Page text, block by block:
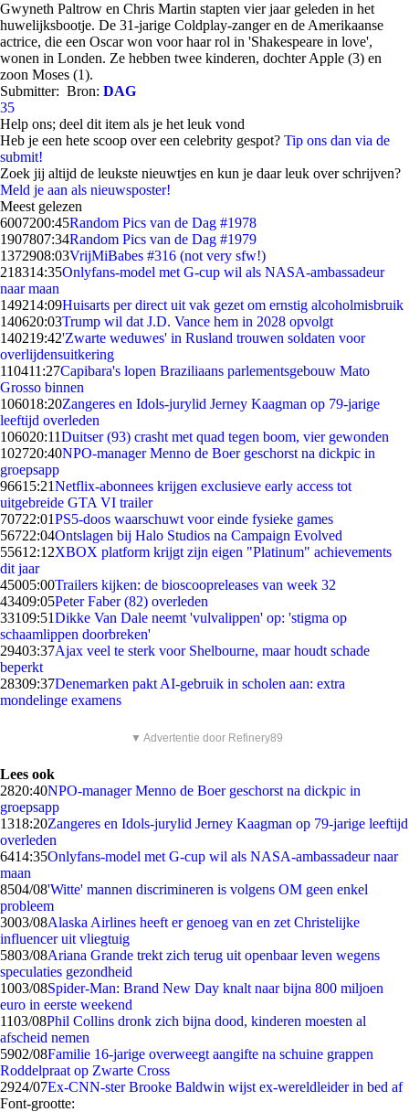
Gwyneth Paltrow en Chris Martin stapten vier jaar geleden in het
huwelijksbootje. De 31-jarige Coldplay-zanger en de Amerikaanse
actrice, die een Oscar won voor haar rol in 'Shakespeare in love',
wonen in Londen. Ze hebben twee kinderen, dochter Apple (3) en
zoon Moses (1).
Submitter: Bron: DAG
35
Help ons; deel dit item als je het leuk vond
Heb je een hete scoop over een celebrity gespot? Tip ons dan via de
submit!
Zoek jij altijd de leukste nieuwtjes en kun je daar leuk over schrijven?
Meld je aan als nieuwsposter!
Meest gelezen
6007200:45Random Pics van de Dag #1978
1907807:34Random Pics van de Dag #1979
1372908:03VrijMiBabes #316 (not very sfw!)
218314:35Onlyfans-model met G-cup wil als NASA-ambassadeur
naar maan
149214:09Huisarts per direct uit vak gezet om ernstig alcoholmisbruik
140620:03Trump wil dat J.D. Vance hem in 2028 opvolgt
140219:42'Zwarte weduwes' in Rusland trouwen soldaten voor
overlijdensuitkering
110411:27Capibara's lopen Braziliaans parlementsgebouw Mato
Grosso binnen
106018:20Zangeres en Idols-jurylid Jerney Kaagman op 79-jarige
leeftijd overleden
106020:11Duitser (93) crasht met quad tegen boom, vier gewonden
102720:40NPO-manager Menno de Boer geschorst na dickpic in
groepsapp
96615:21Netflix-abonnees krijgen exclusieve early access tot
uitgebreide GTA VI trailer
70722:01PS5-doos waarschuwt voor einde fysieke games
56722:04Ontslagen bij Halo Studios na Campaign Evolved
55612:12XBOX platform krijgt zijn eigen "Platinum" achievements
dit jaar
45005:00Trailers kijken: de bioscoopreleases van week 32
43409:05Peter Faber (82) overleden
33109:51Dikke Van Dale neemt 'vulvalippen' op: 'stigma op
schaamlippen doorbreken'
29403:37Ajax veel te sterk voor Shelbourne, maar houdt schade
beperkt
28309:37Denemarken pakt AI-gebruik in scholen aan: extra
mondelinge examens
▼ Advertentie door Refinery89
Lees ook
2820:40NPO-manager Menno de Boer geschorst na dickpic in
groepsapp
1318:20Zangeres en Idols-jurylid Jerney Kaagman op 79-jarige leeftijd
overleden
6414:35Onlyfans-model met G-cup wil als NASA-ambassadeur naar
maan
8504/08'Witte' mannen discrimineren is volgens OM geen enkel
probleem
3003/08Alaska Airlines heeft er genoeg van en zet Christelijke
influencer uit vliegtuig
5803/08Ariana Grande trekt zich terug uit openbaar leven wegens
speculaties gezondheid
1003/08Spider-Man: Brand New Day knalt naar bijna 800 miljoen
euro in eerste weekend
1103/08Phil Collins dronk zich bijna dood, kinderen moesten al
afscheid nemen
5902/08Familie 16-jarige overweegt aangifte na schuine grappen
Roddelpraat op Zwarte Cross
2924/07Ex-CNN-ster Brooke Baldwin wijst ex-wereldleider in bed af
Font-grootte: